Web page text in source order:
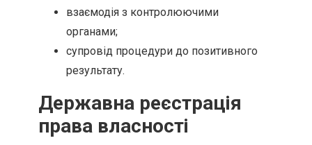
взаємодія з контролюючими
органами;
супровід процедури до позитивного
результату.
Державна реєстрація
права власності